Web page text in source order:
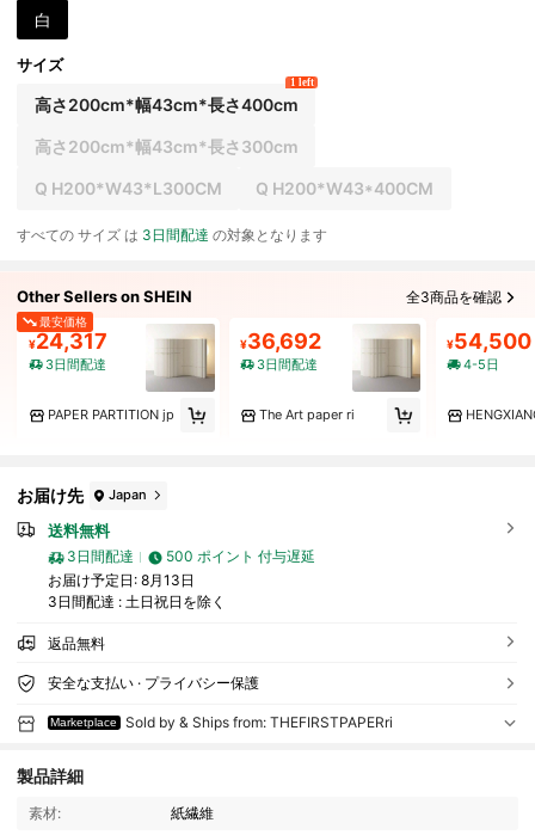
白
サイズ
高さ200cm*幅43cm*長さ400cm
1 left
高さ200cm*幅43cm*長さ300cm
Q H200*W43*L300CM Q H200*W43*400CM
すべての サイズ は 3日間配達 の対象となります
Other Sellers on SHEIN 全3商品を確認
最安価格
¥24,317
3日間配達
PAPER PARTITION jp
¥36,692
3日間配達
The Art paper ri
¥54,500
4-5日
お届け先 Japan
送料無料
3日間配達
500 ポイント 付与遅延
お届け予定日: 8月13日
3日間配達 : 土日祝日を除く
返品無料
安全な支払い · プライバシー保護
Marketplace Sold by & Ships from: THEFIRSTPAPERri
製品詳細
素材: 紙繊維